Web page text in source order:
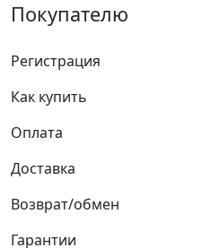
Покупателю
Регистрация
Как купить
Оплата
Доставка
Возврат/обмен
Гарантии